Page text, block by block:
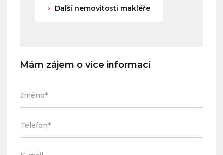
Další nemovitosti makléře
Mám zájem o více informací